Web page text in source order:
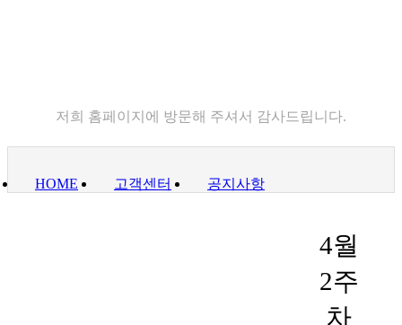
저희 홈페이지에 방문해 주셔서 감사드립니다.
HOME 고객센터 공지사항
4월
2주
차